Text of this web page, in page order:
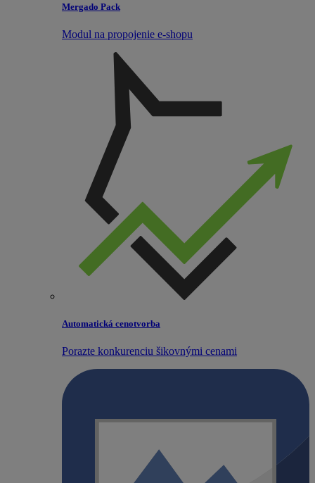
Mergado Pack
Modul na propojenie e‑shopu
Automatická cenotvorba
Porazte konkurenciu šikovnými cenami